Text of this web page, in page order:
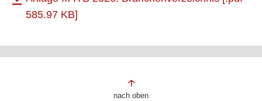
585.97 KB]
Fußbereich
nach oben